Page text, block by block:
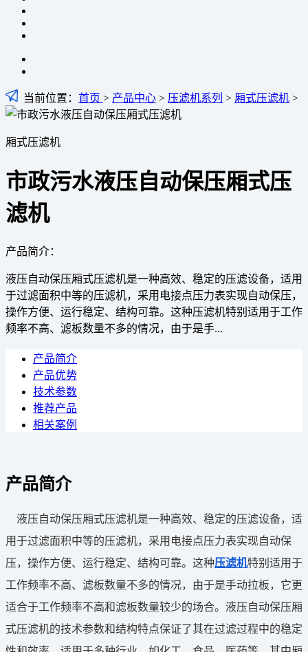
当前位置： 首页 > 产品中心 > 压滤机系列 > 厢式压滤机 >
厢式压滤机
市政污水液压自动保压厢式压
滤机
产品简介：
液压自动保压厢式压滤机是一种高效、稳定的压滤设备，适用
于过滤面积中等的压滤机，采用电接点压力表实现自动保压，
操作方便、运行稳定、结构可靠。这种压滤机特别适用于工作
频率不高、滤板数量不多的情况，由于是手...
产品简介
产品优势
技术参数
推荐产品
相关案例
产品简介
液压自动保压厢式压滤机是一种高效、稳定的压滤设备，适
用于过滤面积中等的压滤机，采用电接点压力表实现自动保
压，操作方便、运行稳定、结构可靠。这种压滤机特别适用于
工作频率不高、滤板数量不多的情况，由于是手动拉板，它更
适合于工作频率不高和滤板数量较少的场合。液压自动保压厢
式压滤机的技术参数和结构特点保证了其在过滤过程中的稳定